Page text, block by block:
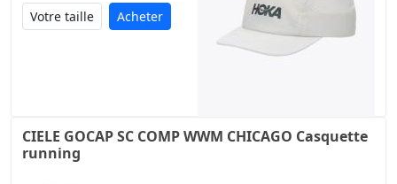
Acheter
CIELE GOCAP SC COMP WWM CHICAGO Casquette
running